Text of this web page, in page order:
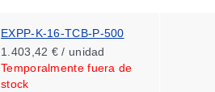
EXPP-K-16-TCB-P-500
1.403,42 € / unidad
Temporalmente fuera de
stock